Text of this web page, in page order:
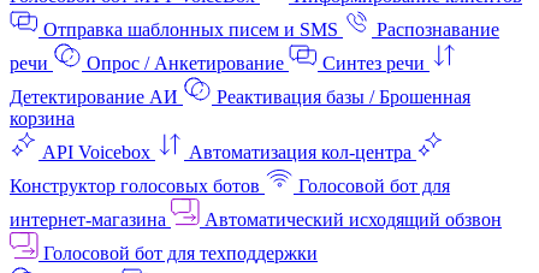
Отправка шаблонных писем и SMS
Распознавание
речи
Опрос / Анкетирование
Синтез речи
Детектирование АИ
Реактивация базы / Брошенная
корзина
API Voicebox
Автоматизация кол‑центра
Конструктор голосовых ботов
Голосовой бот для
интернет‑магазина
Автоматический исходящий обзвон
Голосовой бот для техподдержки